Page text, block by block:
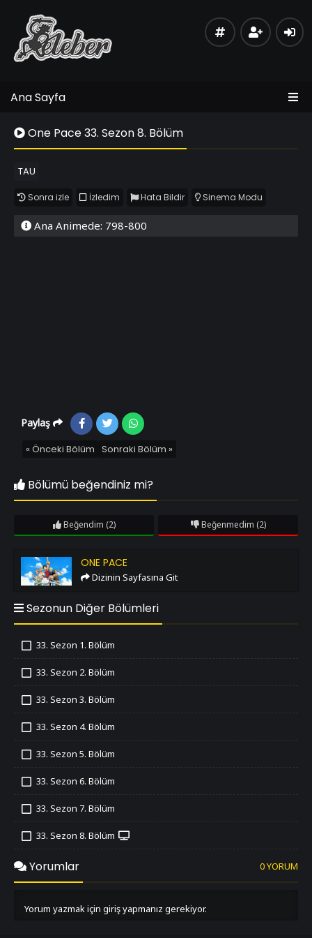
Ana Sayfa
One Pace 33. Sezon 8. Bölüm
TAU
Sonra izle İzledim Hata Bildir Sinema Modu
Ana Animede: 798-800
Paylaş
« Önceki Bölüm Sonraki Bölüm »
Bölümü beğendiniz mi?
Beğendim (2) Beğenmedim (2)
One Pace ONE PACE
Dizinin Sayfasına Git
Sezonun Diğer Bölümleri
33. Sezon 1. Bölüm
33. Sezon 2. Bölüm
33. Sezon 3. Bölüm
33. Sezon 4. Bölüm
33. Sezon 5. Bölüm
33. Sezon 6. Bölüm
33. Sezon 7. Bölüm
33. Sezon 8. Bölüm
İzledim
33. Sezon 9. Bölüm
İzledim
33. Sezon 11. Bölüm
Yorumlar 0 YORUM
Yorum yazmak için giriş yapmanız gerekiyor.